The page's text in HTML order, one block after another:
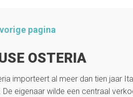
pagina
OSTERIA
importeert al meer dan tien jaar
De eigenaar wilde een centraal